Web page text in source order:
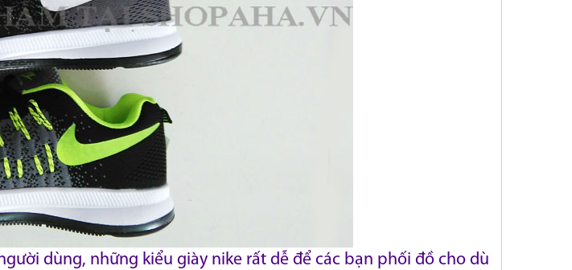
dùng, những kiểu giày nike rất dễ để các bạn phối đồ cho dù